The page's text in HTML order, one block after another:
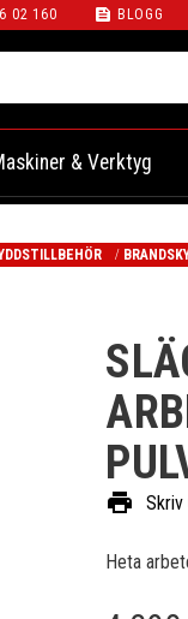
02 160 feed BLOGG
& Verktyg
print Skriv
Heta